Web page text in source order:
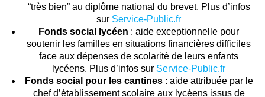
“très bien” au diplôme national du brevet. Plus d’infos
sur Service-Public.fr
Fonds social lycéen : aide exceptionnelle pour
soutenir les familles en situations financières difficiles
face aux dépenses de scolarité de leurs enfants
lycéens. Plus d’infos sur Service-Public.fr
Fonds social pour les cantines: aide attribuée par le
chef d’établissement scolaire aux lycéens issus de